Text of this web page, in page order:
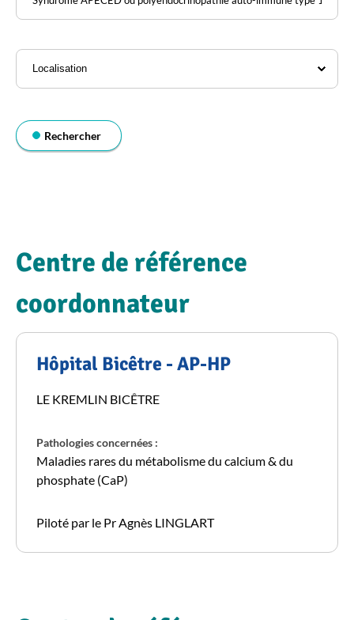
dans
l'annuaire
Localisation
Rechercher
Centre de référence
coordonnateur
Hôpital Bicêtre - AP-HP
LE KREMLIN BICÊTRE
Pathologies concernées :
Maladies rares du métabolisme du calcium & du
phosphate (CaP)
Piloté par le Pr Agnès LINGLART